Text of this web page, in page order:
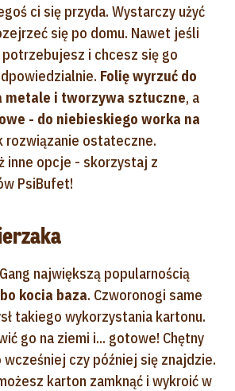
ci się przyda. Wystarczy użyć
się po domu. Nawet jeśli
potrzebujesz i chcesz się go
Folię wyrzuć do
metale i tworzywa sztuczne, a
- do niebieskiego worka na
rozwiązanie ostateczne.
inne opcje - skorzystaj z
PsiBufet!
największą popularnością
kocia baza. Czworonogi same
takiego wykorzystania kartonu.
go na ziemi i... gotowe! Chętny
czy później się znajdzie.
karton zamknąć i wykroić w